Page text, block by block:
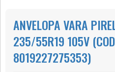
ANVELOPA VARA
235/55R19 105V
8019227275353)